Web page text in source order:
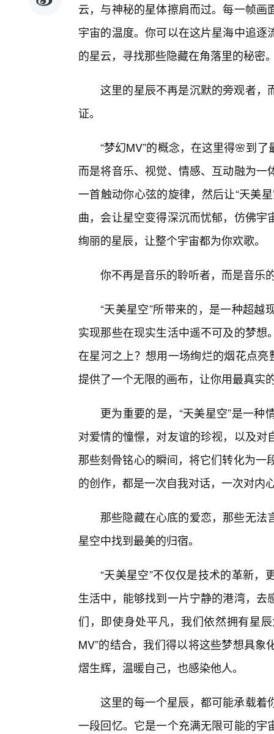
云，与神秘的星体擦肩而过。每一帧
宇宙的温度。你可以在这片星海中追
的星云，寻找那些隐藏在角落里的秘密
这里的星辰不再是沉默的旁观者，
证。
“梦幻MV”的概念，在这里得🌸到
而是将音乐、视觉、情感、互动融为
一首触动你心弦的旋律，然后让“天美
曲，会让星空变得深沉而忧郁，仿佛
绚丽的星辰，让整个宇宙都为你欢歌。
你不再是音乐的聆听者，而是音乐
“天美星空”所带来的，是一种超
实现那些在现实生活中遥不可及的梦
在星河之上？想用一场绚烂的烟花点
提供了一个无限的画布，让你用最真实
更为重要的是，“天美星空”是一
对爱情的憧憬，对友谊的珍视，以及
那些刻骨铭心的瞬间，将它们转化为一
的创作，都是一次自我对话，一次对内
那些隐藏在心底的爱恋，那些无
星空中找到最美的归宿。
“天美星空”不仅仅是技术的革新
生活中，能够找到一片宁静的港湾，
们，即使身处平凡，我们依然拥有星
MV”的结合，我们得以将这些梦想具
熠生辉，温暖自己，也感染他人。
这里的每一个星辰，都可能承载着
一段回忆。它是一个充满无限可能的